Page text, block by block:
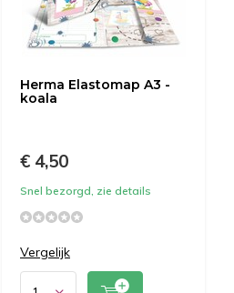
Herma Elastomap A3 -
koala
€ 4,50
Snel bezorgd, zie details
Vergelijk